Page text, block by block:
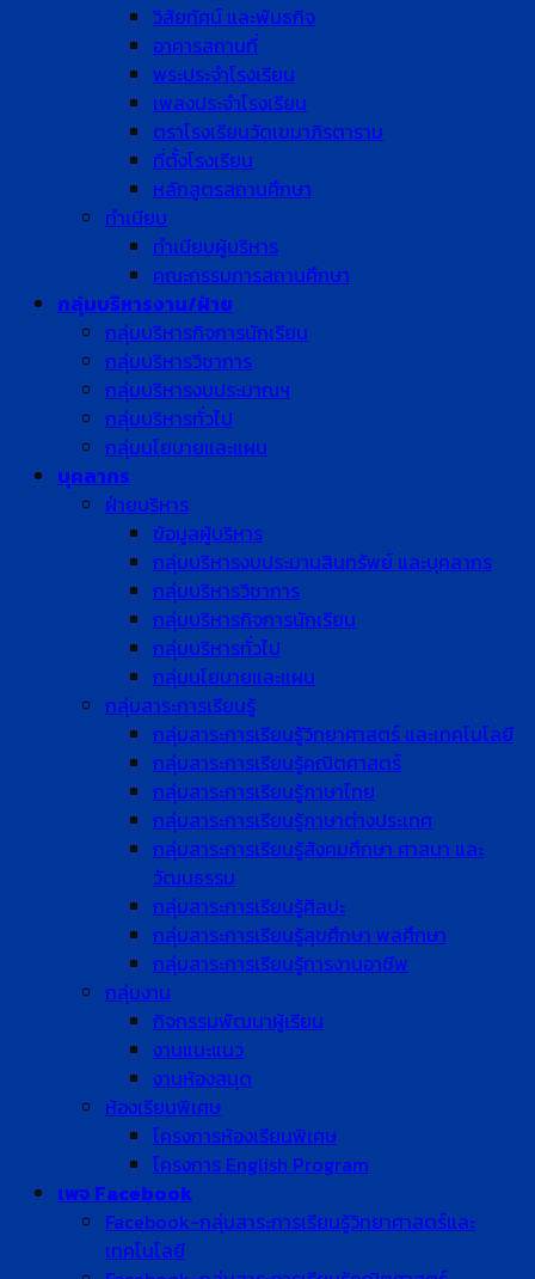
วิสัยทัศน์ และพันธกิจ
อาคารสถานที่
พระประจำโรงเรียน
เพลงประจำโรงเรียน
ตราโรงเรียนวัดเขมาภิรตาราม
ที่ตั้งโรงเรียน
หลักสูตรสถานศึกษา
ทำเนียบ
ทำเนียบผู้บริหาร
คณะกรรมการสถานศึกษา
กลุ่มบริหารงาน/ฝ่าย
กลุ่มบริหารกิจการนักเรียน
กลุ่มบริหารวิชาการ
กลุ่มบริหารงบประมาณฯ
กลุ่มบริหารทั่วไป
กลุ่มนโยบายและแผน
บุคลากร
ฝ่ายบริหาร
ข้อมูลผู้บริหาร
กลุ่มบริหารงบประมานสินทรัพย์ และบุคลากร
กลุ่มบริหารวิชาการ
กลุ่มบริหารกิจการนักเรียน
กลุ่มบริหารทั่วไป
กลุ่มนโยบายและแผน
กลุ่มสาระการเรียนรู้
กลุ่มสาระการเรียนรู้วิทยาศาสตร์ และเทคโนโลยี
กลุ่มสาระการเรียนรู้คณิตศาสตร์
กลุ่มสาระการเรียนรู้ภาษาไทย
กลุ่มสาระการเรียนรู้ภาษาต่างประเทศ
กลุ่มสาระการเรียนรู้สังคมศึกษา ศาสนา และ
วัฒนธรรม
กลุ่มสาระการเรียนรู้ศิลปะ
กลุ่มสาระการเรียนรู้สุขศึกษา พลศึกษา
กลุ่มสาระการเรียนรู้การงานอาชีพ
กลุ่มงาน
กิจกรรมพัฒนาผู้เรียน
งานแนะแนว
งานห้องสมุด
ห้องเรียนพิเศษ
โครงการห้องเรียนพิเศษ
โครงการ English Program
เพจ Facebook
Facebook-กลุ่มสาระการเรียนรู้วิทยาศาสตร์และ
เทคโนโลยี